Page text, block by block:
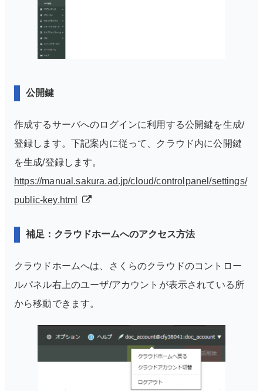
公開鍵
作成するサーバへのログインに利用する公開鍵を生成/
登録します。 下記案内に従って、クラウド内に公開鍵
を生成/登録します。
https://manual.sakura.ad.jp/cloud/controlpanel/settings/
public-key.html
補足：クラウドホームへのアクセス方法
クラウドホームへは、さくらのクラウドのコントロー
ルパネル右上のユーザ/アカウントが表示されている所
から移動できます。